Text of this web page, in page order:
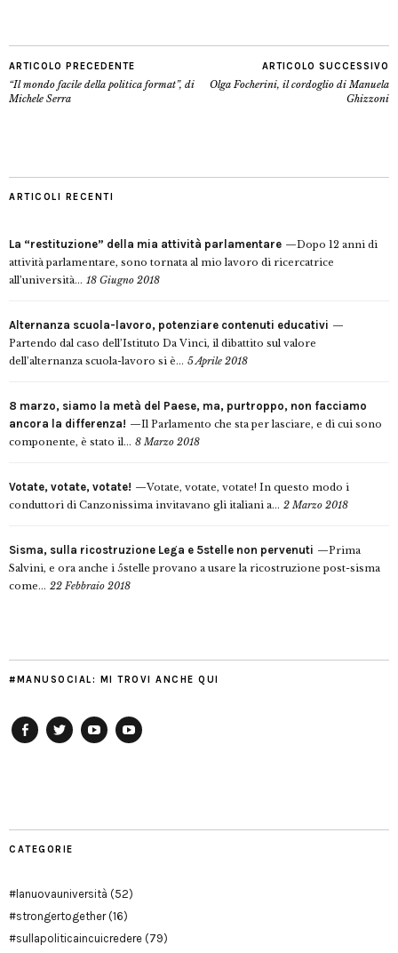
ARTICOLO PRECEDENTE
“Il mondo facile della politica format”, di
Michele Serra
ARTICOLO SUCCESSIVO
Olga Focherini, il cordoglio di Manuela
Ghizzoni
ARTICOLI RECENTI
La “restituzione” della mia attività parlamentare
Dopo 12 anni di
attività parlamentare, sono tornata al mio lavoro di ricercatrice
all’università... 18 Giugno 2018
Alternanza scuola-lavoro, potenziare contenuti educativi
Partendo dal caso dell’Istituto Da Vinci, il dibattito sul valore
dell’alternanza scuola-lavoro si è... 5 Aprile 2018
8 marzo, siamo la metà del Paese, ma, purtroppo, non facciamo
ancora la differenza!
Il Parlamento che sta per lasciare, e di cui sono
componente, è stato il... 8 Marzo 2018
Votate, votate, votate!
Votate, votate, votate! In questo modo i
conduttori di Canzonissima invitavano gli italiani a... 2 Marzo 2018
Sisma, sulla ricostruzione Lega e 5stelle non pervenuti
Prima
Salvini, e ora anche i 5stelle provano a usare la ricostruzione post-sisma
come... 22 Febbraio 2018
#MANUSOCIAL: MI TROVI ANCHE QUI
CATEGORIE
#lanuovauniversità (52)
#strongertogether(16)
#sullapoliticaincuicredere (79)